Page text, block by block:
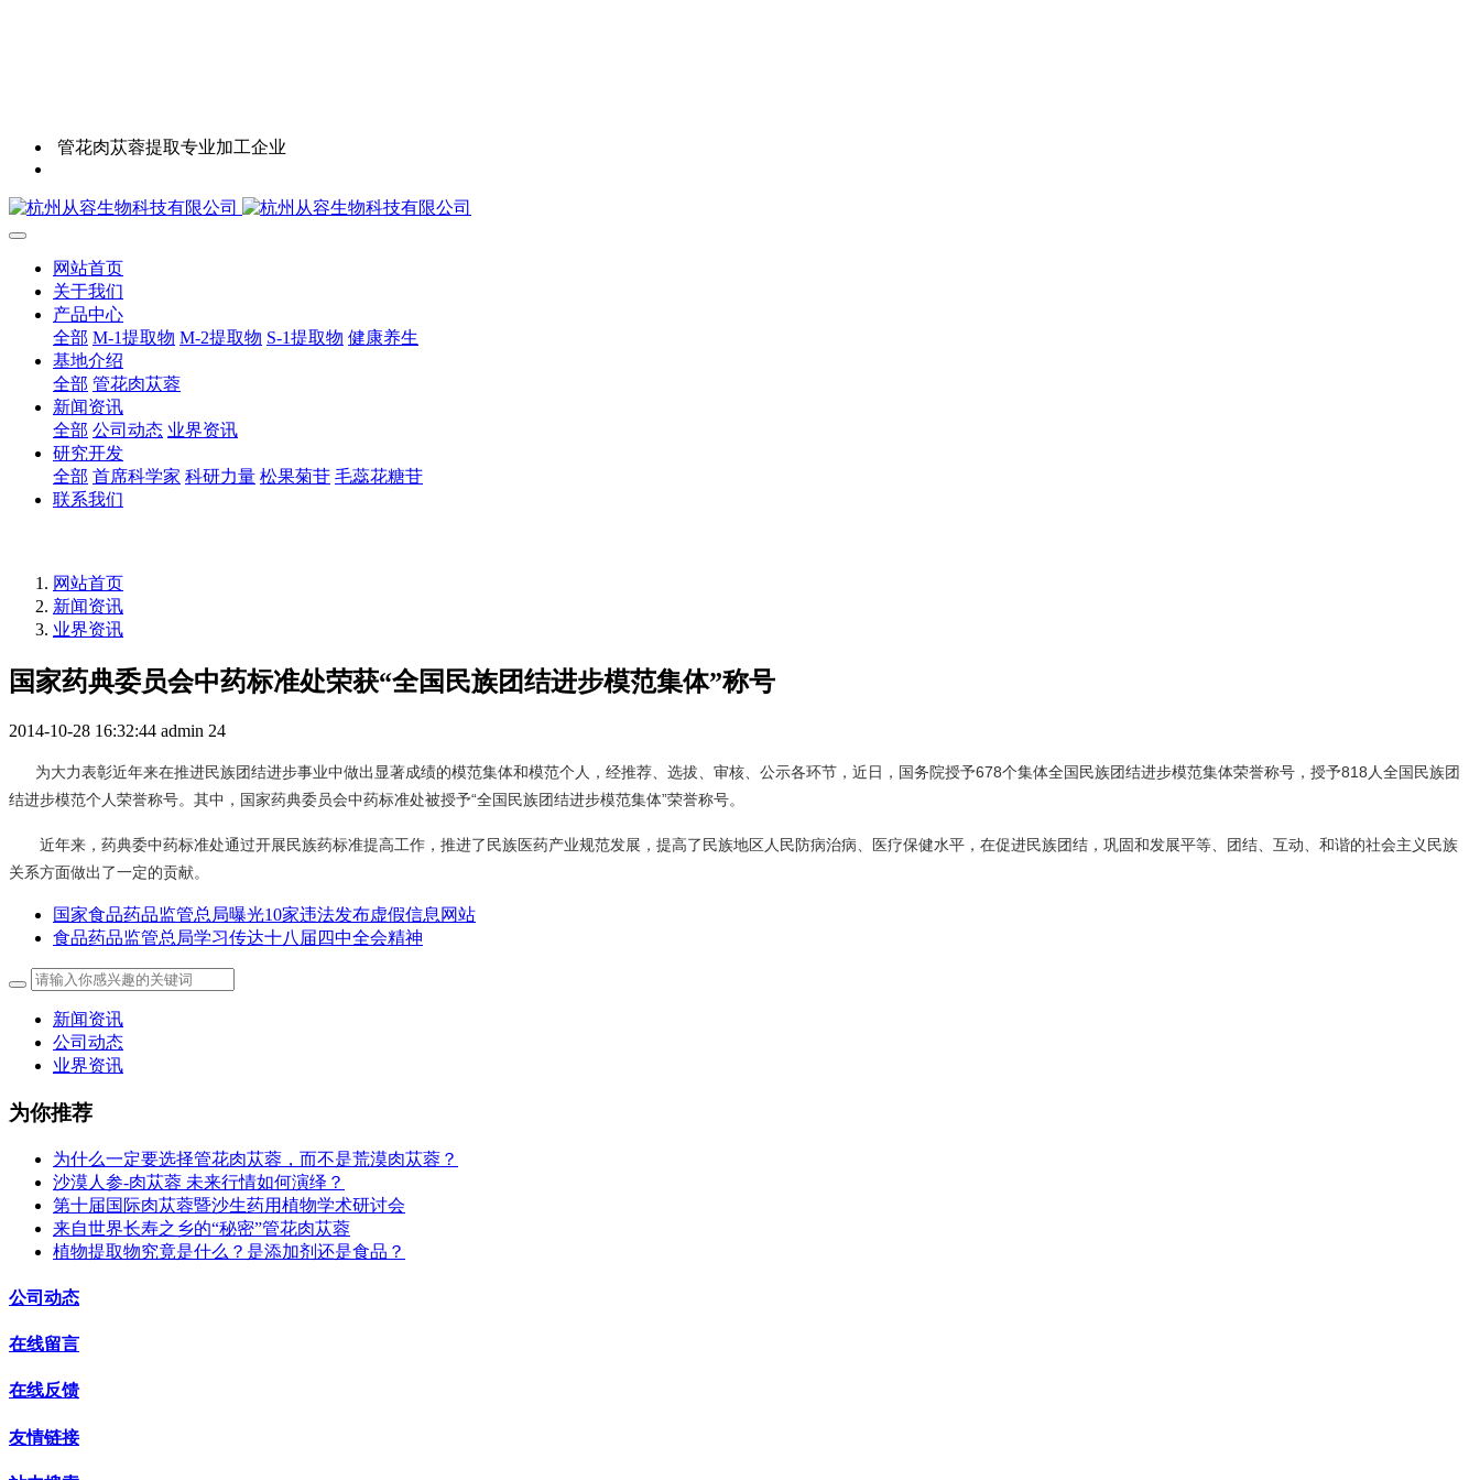
管花肉苁蓉提取专业加工企业
网站首页
关于我们
产品中心
全部 M-1提取物 M-2提取物 S-1提取物 健康养生
基地介绍
全部 管花肉苁蓉
新闻资讯
全部 公司动态 业界资讯
研究开发
全部 首席科学家 科研力量 松果菊苷 毛蕊花糖苷
联系我们
网站首页
新闻资讯
业界资讯
国家药典委员会中药标准处荣获“全国民族团结进步模范集体”称号
2014-10-28 16:32:44 admin 24
为大力表彰近年来在推进民族团结进步事业中做出显著成绩的模范集体和模范个人，经推荐、选拔、审核、公示各环节，近日，国务院授予678个集体全国民族团结进步模范集体荣誉称号，授予818人全国民族团
结进步模范个人荣誉称号。其中，国家药典委员会中药标准处被授予“全国民族团结进步模范集体”荣誉称号。
近年来，药典委中药标准处通过开展民族药标准提高工作，推进了民族医药产业规范发展，提高了民族地区人民防病治病、医疗保健水平，在促进民族团结，巩固和发展平等、团结、互动、和谐的社会主义民族
关系方面做出了一定的贡献。
国家食品药品监管总局曝光10家违法发布虚假信息网站
食品药品监管总局学习传达十八届四中全会精神
新闻资讯
公司动态
业界资讯
为你推荐
为什么一定要选择管花肉苁蓉，而不是荒漠肉苁蓉？
沙漠人参-肉苁蓉 未来行情如何演绎？
第十届国际肉苁蓉暨沙生药用植物学术研讨会
来自世界长寿之乡的“秘密”管花肉苁蓉
植物提取物究竟是什么？是添加剂还是食品？
公司动态
在线留言
在线反馈
友情链接